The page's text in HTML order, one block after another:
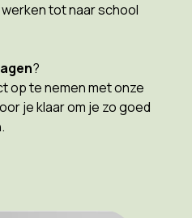
tot naar school
?
op te nemen met onze
je klaar om je zo goed